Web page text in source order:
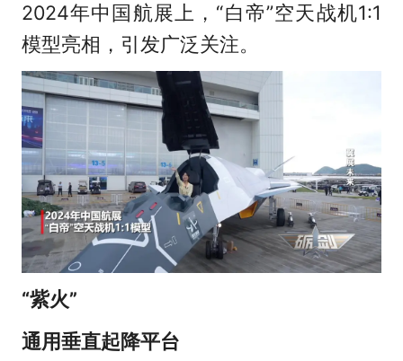
2024年中国航展上，“白帝”空天战机1:1
模型亮相，引发广泛关注。
“紫火”
通用垂直起降平台